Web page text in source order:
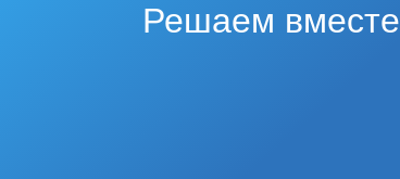
Решаем вместе